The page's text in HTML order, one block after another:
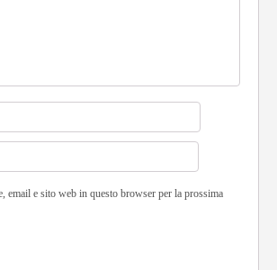
email e sito web in questo browser per la prossima